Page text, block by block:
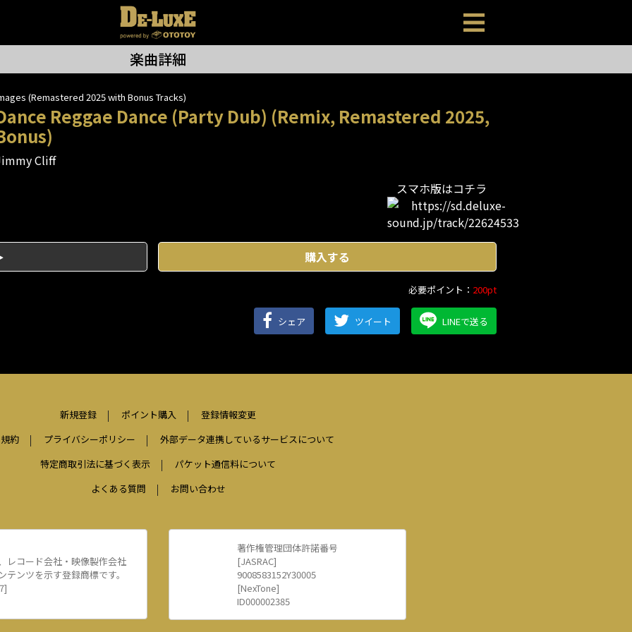
楽曲詳細
(Remastered 2025 with Bonus Tracks)
Reggae Dance (Party Dub) (Remix, Remastered 2025,
Cliff
スマホ版はコチラ
購入する
必要ポイント： 200pt
シェア ツイート LINEで送る
新規登録 ポイント購入
登録情報変更
約
プライバシーポリシー
外部データ連携しているサービスについて
特定商取引法に基づく表示
パケット通信料について
よくある質問
お問い合わせ
レコード会社・映像製作会社
テンツを示す登録商標です。
著作権管理団体許諾番号
[JASRAC]
9008583152Y30005
[NexTone]
ID000002385